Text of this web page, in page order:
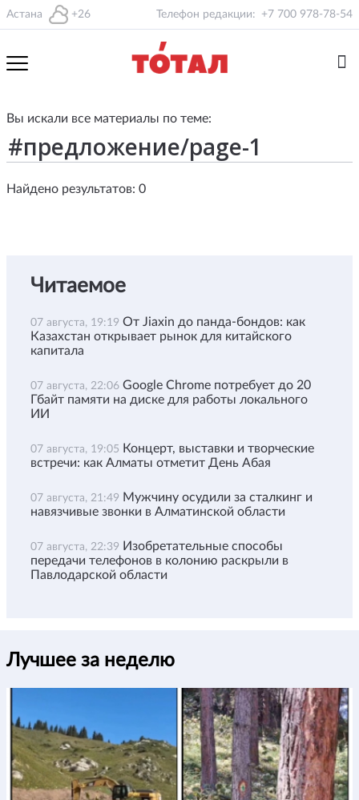
Астана +26 Телефон редакции: +7 700 978-78-54
Вы искали все материалы по теме:
Найдено результатов: 0
Читаемое
07 августа, 19:19 От Jiaxin до панда-бондов: как
Казахстан открывает рынок для китайского
капитала
07 августа, 22:06 Google Chrome потребует до 20
Гбайт памяти на диске для работы локального
ИИ
07 августа, 19:05 Концерт, выставки и творческие
встречи: как Алматы отметит День Абая
07 августа, 21:49 Мужчину осудили за сталкинг и
навязчивые звонки в Алматинской области
07 августа, 22:39 Изобретательные способы
передачи телефонов в колонию раскрыли в
Павлодарской области
Лучшее за неделю